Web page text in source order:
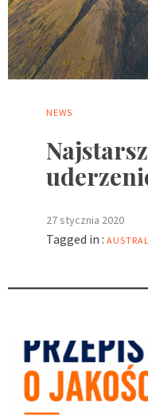
NEWS
27 stycznia 2020
Tagged in :